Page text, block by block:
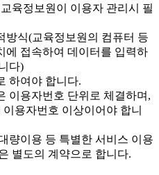
육정보원이 이용자 관리시 필
방식(교육정보원의 컴퓨터 등
에 접속하여 데이터를 입력하
다)
하여야 합니다.
이용자번호 단위로 체결하며,
이용자번호 이상이어야 합니
량이용 등 특별한 서비스 이용
별도의 계약으로 합니다.